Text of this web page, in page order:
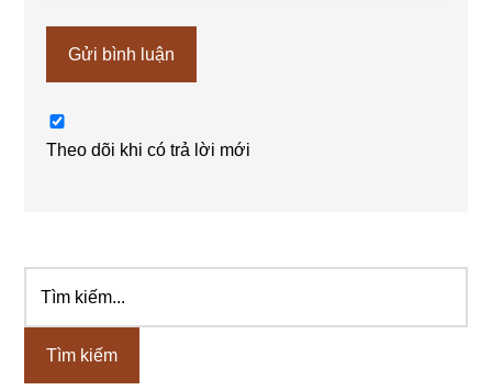
Theo dõi khi có trả lời mới
Sidebar
chính
kiếm...